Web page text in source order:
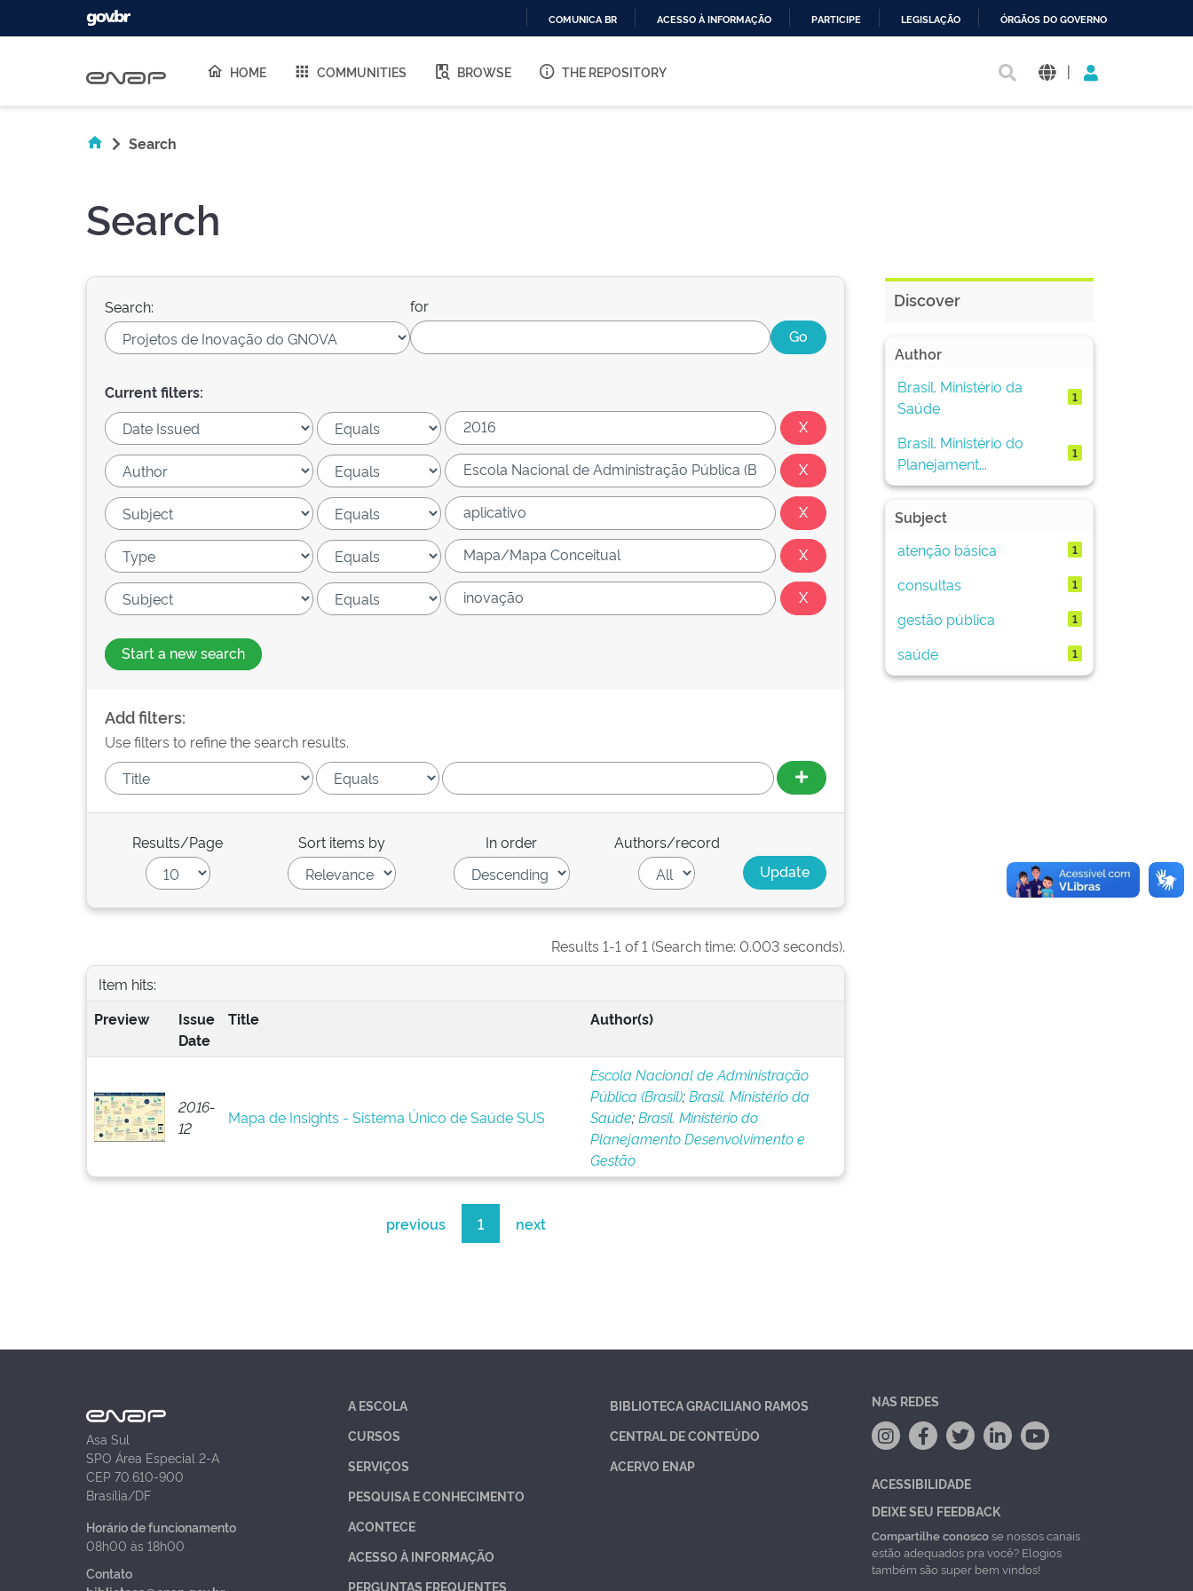
O
COMUNICA BR ACESSO À INFORMAÇÃO PARTICIPE LEGISLAÇÃO ÓRGÃOS DO GOVERNO
HOME COMMUNITIES BROWSE THE REPOSITORY |
Search
Search
Search: for
Current filters:
Start a new search
Add filters:
Use filters to refine the search results.
Results/Page Sort items by In order Authors/record
Results 1-1 of 1 (Search time: 0.003 seconds).
Item hits:
Preview
Issue
Date
Title Author(s)
2016-
12
Mapa de Insights - Sistema Único de Saúde SUS
Escola Nacional de Administração
Pública (Brasil);Brasil. Ministério da
Saúde;Brasil. Ministério do
Planejamento Desenvolvimento e
Gestão
previous 1 next
Discover
Author
Brasil. Ministério da
Saúde
1
Brasil. Ministério do
Planejament...
1
Subject
atenção básica
1
consultas 1
gestão pública 1
saúde 1
Asa Sul
SPO Área Especial 2-A
CEP 70.610-900
Brasília/DF
Horário de funcionamento
08h00 às 18h00
Contato
A ESCOLA
CURSOS
SERVIÇOS
PESQUISA E CONHECIMENTO
ACONTECE
ACESSO À INFORMAÇÃO
PERGUNTAS FREQUENTES
BIBLIOTECA GRACILIANO RAMOS
CENTRAL DE CONTEÚDO
ACERVO ENAP
NAS REDES
ACESSIBILIDADE
DEIXE SEU FEEDBACK
Compartilhe conoscose nossos canais
estão adequados pra você? Elogios
também são super bem vindos!